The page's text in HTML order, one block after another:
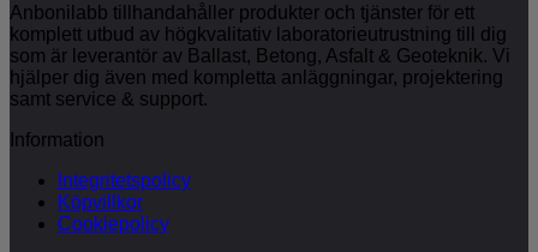
Anbonilabb tillhandahåller produkter och tjänster för ett
komplett utbud av högkvalitativ laboratorieutrustning till dig
som är leverantör av Ballast, Betong, Asfalt & Geoteknik. Vi
hjälper dig även med kompletta anläggningar, projektering
samt service & support.
Information
Integritetspolicy
Köpvillkor
Cookiepolicy